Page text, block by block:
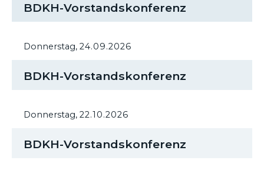
BDKH-Vorstandskonferenz
Donnerstag, 24.09.2026
BDKH-Vorstandskonferenz
Donnerstag, 22.10.2026
BDKH-Vorstandskonferenz